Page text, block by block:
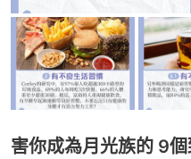
害你成為月光族的 9個